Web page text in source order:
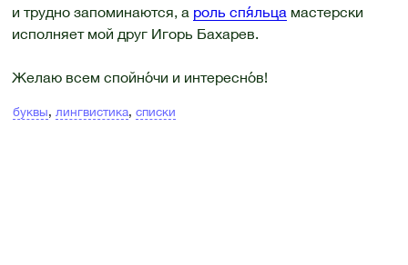
и трудно запоминаются, а роль спя́льца мастерски
исполняет мой друг Игорь Бахарев.
Желаю всем спойно́чи и интересно́в!
буквы, лингвистика, списки